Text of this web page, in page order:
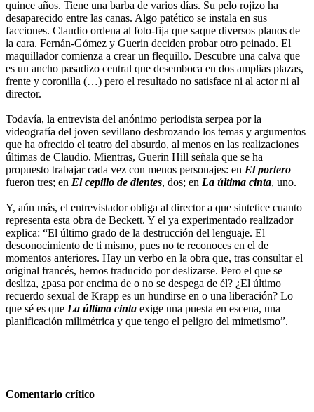
quince años. Tiene una barba de varios días. Su pelo rojizo ha
desaparecido entre las canas. Algo patético se instala en sus
facciones. Claudio ordena al foto-fija que saque diversos planos de
la cara. Fernán-Gómez y Guerin deciden probar otro peinado. El
maquillador comienza a crear un flequillo. Descubre una calva que
es un ancho pasadizo central que desemboca en dos amplias plazas,
frente y coronilla (…) pero el resultado no satisface ni al actor ni al
director.
Todavía, la entrevista del anónimo periodista serpea por la
videografía del joven sevillano desbrozando los temas y argumentos
que ha ofrecido el teatro del absurdo, al menos en las realizaciones
últimas de Claudio. Mientras, Guerin Hill señala que se ha
propuesto trabajar cada vez con menos personajes: en El portero
fueron tres; en El cepillo de dientes, dos; en La última cinta, uno.
Y, aún más, el entrevistador obliga al director a que sintetice cuanto
representa esta obra de Beckett. Y el ya experimentado realizador
explica: “El último grado de la destrucción del lenguaje. El
desconocimiento de ti mismo, pues no te reconoces en el de
momentos anteriores. Hay un verbo en la obra que, tras consultar el
original francés, hemos traducido por deslizarse. Pero el que se
desliza, ¿pasa por encima de o no se despega de él? ¿El último
recuerdo sexual de Krapp es un hundirse en o una liberación? Lo
que sé es que La última cinta exige una puesta en escena, una
planificación milimétrica y que tengo el peligro del mimetismo”.
Comentario crítico